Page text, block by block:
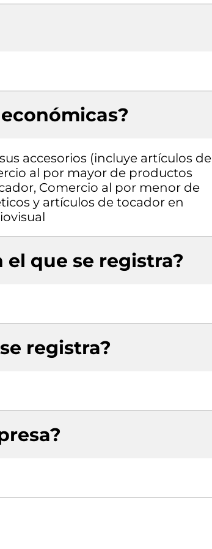
accesorios (incluye artículos de
al por mayor de productos
Comercio al por menor de
y artículos de tocador en
que se registra?
registra?